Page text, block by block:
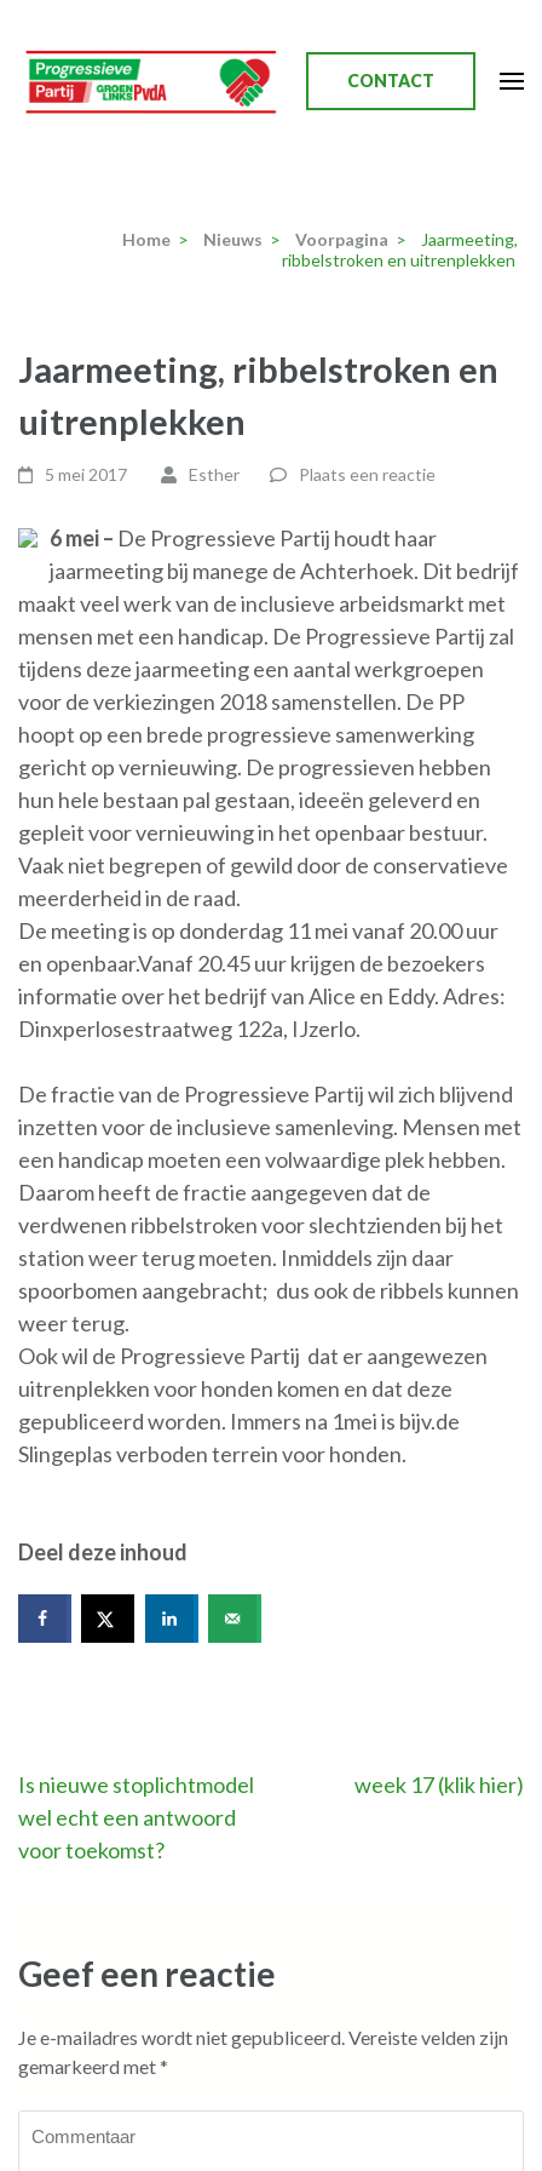
naar
inhoud
(Druk
CONTACT
Home > Nieuws > Voorpagina >
Jaarmeeting,
ribbelstroken en uitrenplekken
Jaarmeeting, ribbelstroken en
uitrenplekken
5 mei 2017 Esther Plaats een reactie
6 mei – De Progressieve Partij houdt haar
jaarmeeting bij manege de Achterhoek. Dit bedrijf
maakt veel werk van de inclusieve arbeidsmarkt met
mensen met een handicap. De Progressieve Partij zal
tijdens deze jaarmeeting een aantal werkgroepen
voor de verkiezingen 2018 samenstellen. De PP
hoopt op een brede progressieve samenwerking
gericht op vernieuwing. De progressieven hebben
hun hele bestaan pal gestaan, ideeën geleverd en
gepleit voor vernieuwing in het openbaar bestuur.
Vaak niet begrepen of gewild door de conservatieve
meerderheid in de raad.
De meeting is op donderdag 11 mei vanaf 20.00 uur
en openbaar.Vanaf 20.45 uur krijgen de bezoekers
informatie over het bedrijf van Alice en Eddy. Adres:
Dinxperlosestraatweg 122a, IJzerlo.
De fractie van de Progressieve Partij wil zich blijvend
inzetten voor de inclusieve samenleving. Mensen met
een handicap moeten een volwaardige plek hebben.
Daarom heeft de fractie aangegeven dat de
verdwenen ribbelstroken voor slechtzienden bij het
station weer terug moeten. Inmiddels zijn daar
spoorbomen aangebracht; dus ook de ribbels kunnen
weer terug.
Ook wil de Progressieve Partij dat er aangewezen
uitrenplekken voor honden komen en dat deze
gepubliceerd worden. Immers na 1mei is bijv.de
Slingeplas verboden terrein voor honden.
Deel deze inhoud
Bericht
navigatie
Is nieuwe stoplichtmodel
wel echt een antwoord
voor toekomst?
week 17 (klik hier)
Geef een reactie
Je e-mailadres wordt niet gepubliceerd.Vereiste velden zijn
gemarkeerd met*